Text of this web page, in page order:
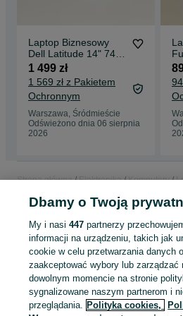
podzespołów – zakres zmian
danego urządzenia.
Laptop Biznesowy
Dell Latitude 14" 7430
i7-12gen 16GB RAM
256GB SSD FHD |
WAKACYJNA
PROMOCJA
1 499 zł
1 569 zł z Pakietem
Ochronnym
Warszawa, Śródmieście
Odświeżono dnia 06 sierpnia
2026
Strona główna Elektronika Komputery
KATEGORIA
ID:1076662075
Zadzwoń / SMS
Dbamy o Twoją
My i nasi447 partnerzy
informacji na urządzeniu, takich jak
cookie w celu przetwarzania danych
zaakceptować wybory lub
dowolnym momencie na stronie
sygnalizowane naszym partnerom i
przeglądania. Polityka cookies,